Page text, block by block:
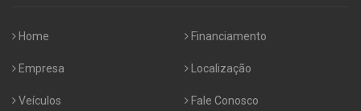
Home
Empresa
Veículos
Financiamento
Localização
Fale Conosco